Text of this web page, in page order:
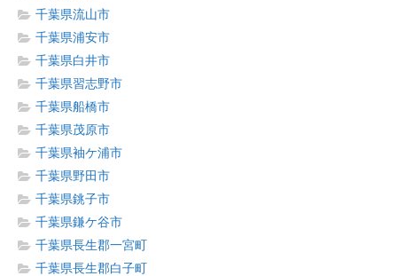
千葉県流山市
千葉県浦安市
千葉県白井市
千葉県習志野市
千葉県船橋市
千葉県茂原市
千葉県袖ケ浦市
千葉県野田市
千葉県銚子市
千葉県鎌ケ谷市
千葉県長生郡一宮町
千葉県長生郡白子町